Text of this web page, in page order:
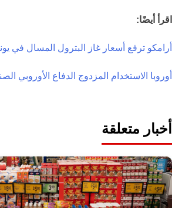
اقرأ أيضًا:
أرامكو ترفع أسعار غاز البترول المسال في
أوروبا الاستخدام المزدوج الدفاع الأوروبي
أخبار متعلقة